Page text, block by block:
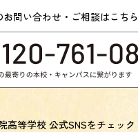
お問い合わせ・ご相談はこちら
高等学校 公式SNSをチェック